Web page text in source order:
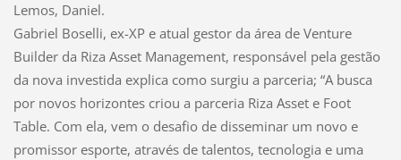
Lemos, Daniel.
Gabriel Boselli, ex-XP e atual gestor da área de Venture
Builder da Riza Asset Management, responsável pela gestão
da nova investida explica como surgiu a parceria; “A busca
por novos horizontes criou a parceria Riza Asset e Foot
Table. Com ela, vem o desafio de disseminar um novo e
promissor esporte, através de talentos, tecnologia e uma